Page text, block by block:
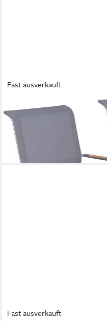
Fast ausverkauft
GARDEN PLEASURE
Drehstuhl SALIDA, 2er Set
435,01 €
639,90 €
-32%
lieferbar - in 2-3 Werktagen bei dir
Fast ausverkauft